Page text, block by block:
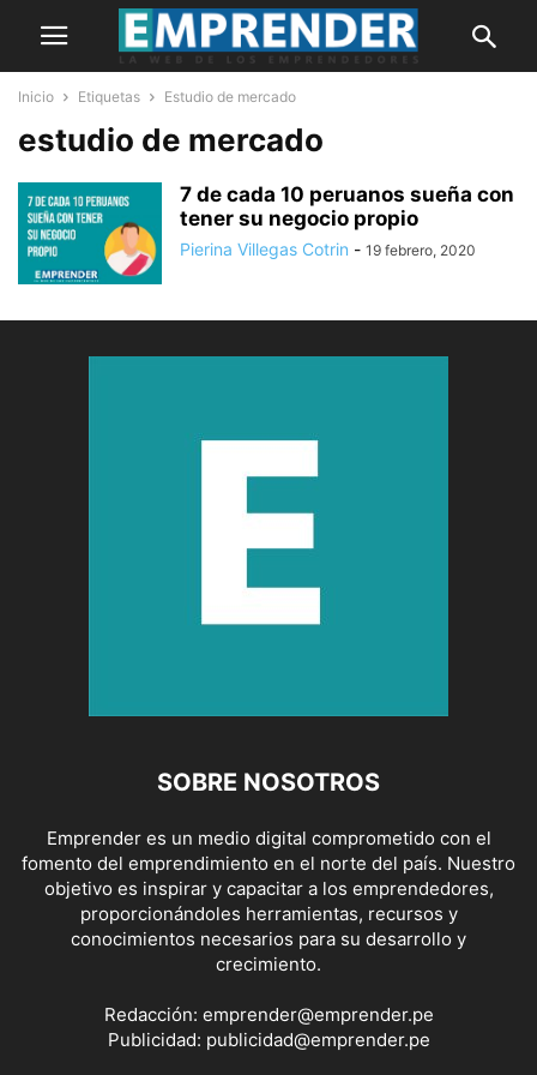
Inicio Etiquetas Estudio de mercado
estudio de mercado
7 de cada 10 peruanos sueña con
tener su negocio propio
Pierina Villegas Cotrin - 19 febrero, 2020
SOBRE NOSOTROS
Emprender es un medio digital comprometido con el
fomento del emprendimiento en el norte del país. Nuestro
objetivo es inspirar y capacitar a los emprendedores,
proporcionándoles herramientas, recursos y
conocimientos necesarios para su desarrollo y
crecimiento.
Redacción: emprender@emprender.pe
Publicidad: publicidad@emprender.pe